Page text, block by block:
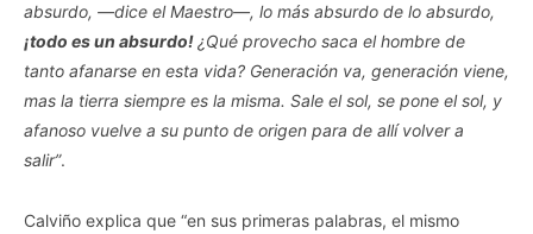
absurdo, —dice el Maestro—, lo más absurdo de lo absurdo,
¡todo es un absurdo!¿Qué provecho saca el hombre de
tanto afanarse en esta vida? Generación va, generación viene,
mas la tierra siempre es la misma. Sale el sol, se pone el sol, y
afanoso vuelve a su punto de origen para de allí volver a
salir”.
Calviño explica que “en sus primeras palabras, el mismo